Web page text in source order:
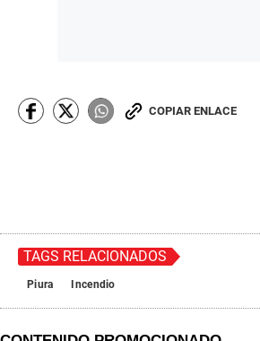
COPIAR ENLACE
TAGS RELACIONADOS
Piura Incendio